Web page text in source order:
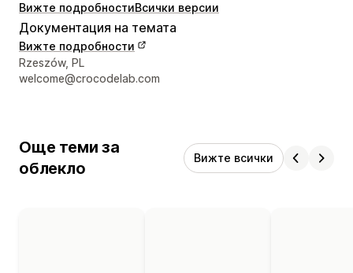
Вижте подробностиВсички версии
Документация на темата
Вижте подробности
Данни за връзка с дизайнера
Rzeszów, PL
welcome@crocodelab.com
Още теми за
облекло
Вижте всички